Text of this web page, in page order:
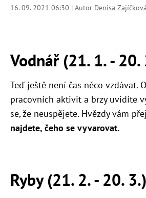
16. 09. 2021 06:30 | Autor Denisa Zajíčková
Vodnář (21. 1. - 20.
Teď ještě není čas něco vzdávat.
pracovních aktivit a brzy uvidíte
se, že neuspějete. Hvězdy vám
najdete, čeho se vyvarovat.
Ryby (21. 2. - 20. 3.)